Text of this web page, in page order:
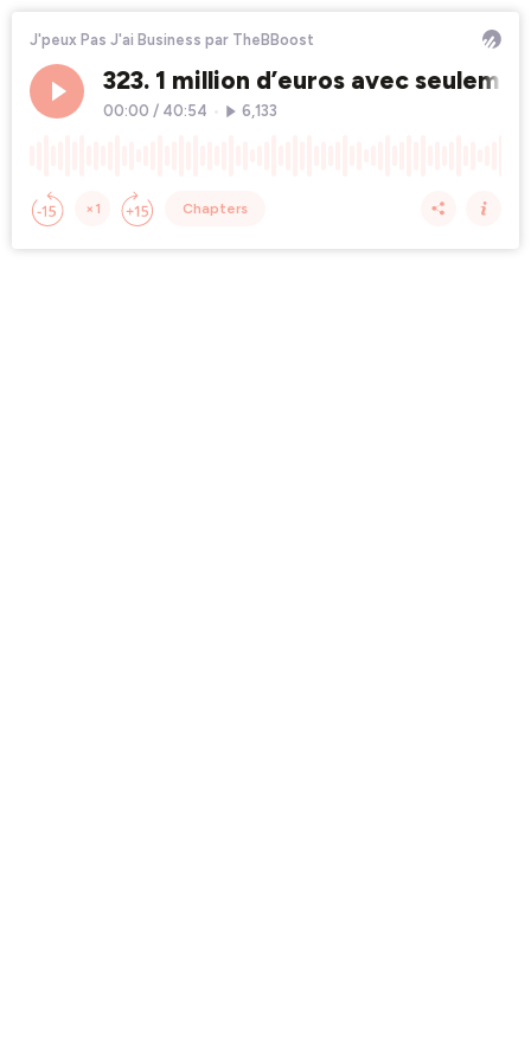
J'peux Pas J'ai Business par TheBBoost
323. 1 million d’euros avec
00:00 / 40:54 6,133
×1 Chapters